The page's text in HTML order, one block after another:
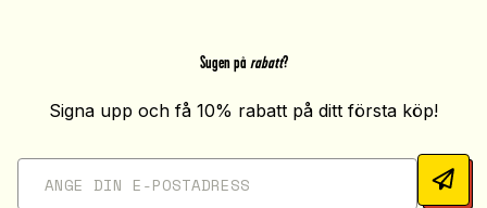
Sugen på rabatt?
Signa upp och få 10% rabatt på ditt första köp!